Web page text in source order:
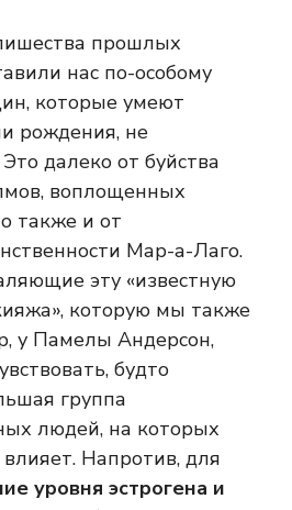
прошлых
нас по-особому
которые умеют
рождения, не
далеко от буйства
воплощенных
также и от
Мар-а-Лаго.
эту «известную
которую мы также
у Памелы Андерсон,
будто
группа
людей, на которых
Напротив, для
уровня эстрогена и